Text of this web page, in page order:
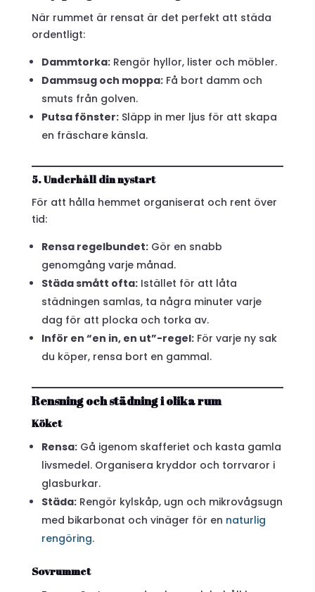
När rummet är rensat är det perfekt att städa
ordentligt:
Dammtorka:Rengör hyllor, lister och möbler.
Dammsug och moppa:Få bort damm och
smuts från golven.
Putsa fönster:Släpp in mer ljus för att skapa
en fräschare känsla.
5. Underhåll din nystart
För att hålla hemmet organiserat och rent över
tid:
Rensa regelbundet:Gör en snabb
genomgång varje månad.
Städa smått ofta:Istället för att låta
städningen samlas, ta några minuter varje
dag för att plocka och torka av.
Inför en “en in, en ut”-regel:För varje ny sak
du köper, rensa bort en gammal.
Rensning och städning i olika rum
Köket
Rensa:Gå igenom skafferiet och kasta gamla
livsmedel. Organisera kryddor och torrvaror i
glasburkar.
Städa:Rengör kylskåp, ugn och mikrovågsugn
med bikarbonat och vinäger för en naturlig
rengöring.
Sovrummet